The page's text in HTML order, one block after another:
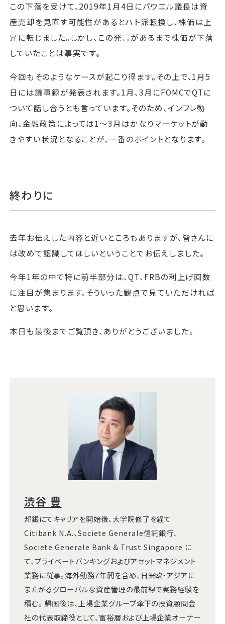
この下落を受けて、2019年1月4日にパウエル議長は資
産売却を見直す可能性があるとハト派転換し、株価は上
昇に転じました。しかし、この発言があるまで株価が下落
していたことは事実です。
今回もそのようなケースが起こり得ます。その上で、1月5
日には議事録が発表されます。1月、3月にFOMCでQTに
ついて話し合うとも言っています。そのため、インフレ動
向、金融政策によっては1～3月はかなりマーケットが動
きやすい状況となることが、一番のポイントとなります。
終わりに
去年お伝えした内容と近いところもありますが、皆さんに
は改めて認識してほしいということでお伝えしました。
今年1年の中で特に前半部分は、QT、FRBの利上げ回数
に注目が集まります。そういった観点で見ていただければ
と思います。
本日も最後までご覧頂き、ありがとうございました。
渋谷 豊
邦銀にてキャリアを開始後、大学院修了を経て
Citibank N.A.、Societe Generale信託銀行、
Societe Generale Bank & Trust Singapore に
て、プライベートバンキングおよびアセットマネジメント
業務に従事。海外勤務7年間を含め、日米欧・アジアに
またがるグローバルな資産管理の最前線で実務経験を
積む。 帰国後は、上場企業グループ傘下の投資顧問会
社の代表取締役として、富裕層および上場企業オーナー